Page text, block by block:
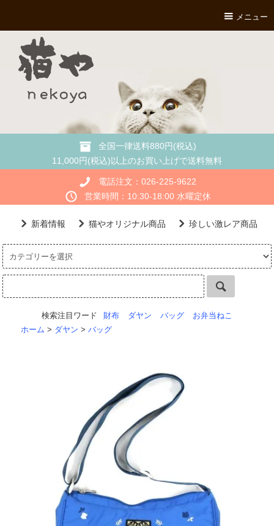
メニュー
全国一律送料880円(税込)
11,000円(税込)以上のお買い上げで送料無料
電話注文：026-225-9622
営業時間：10:30-18:00 水曜定休
新着情報 猫やオリジナル商品 珍しい激レア商品
検索注目ワード 財布 ダヤン バッグ
お弁当ねこ
ホーム > ダヤン > バッグ